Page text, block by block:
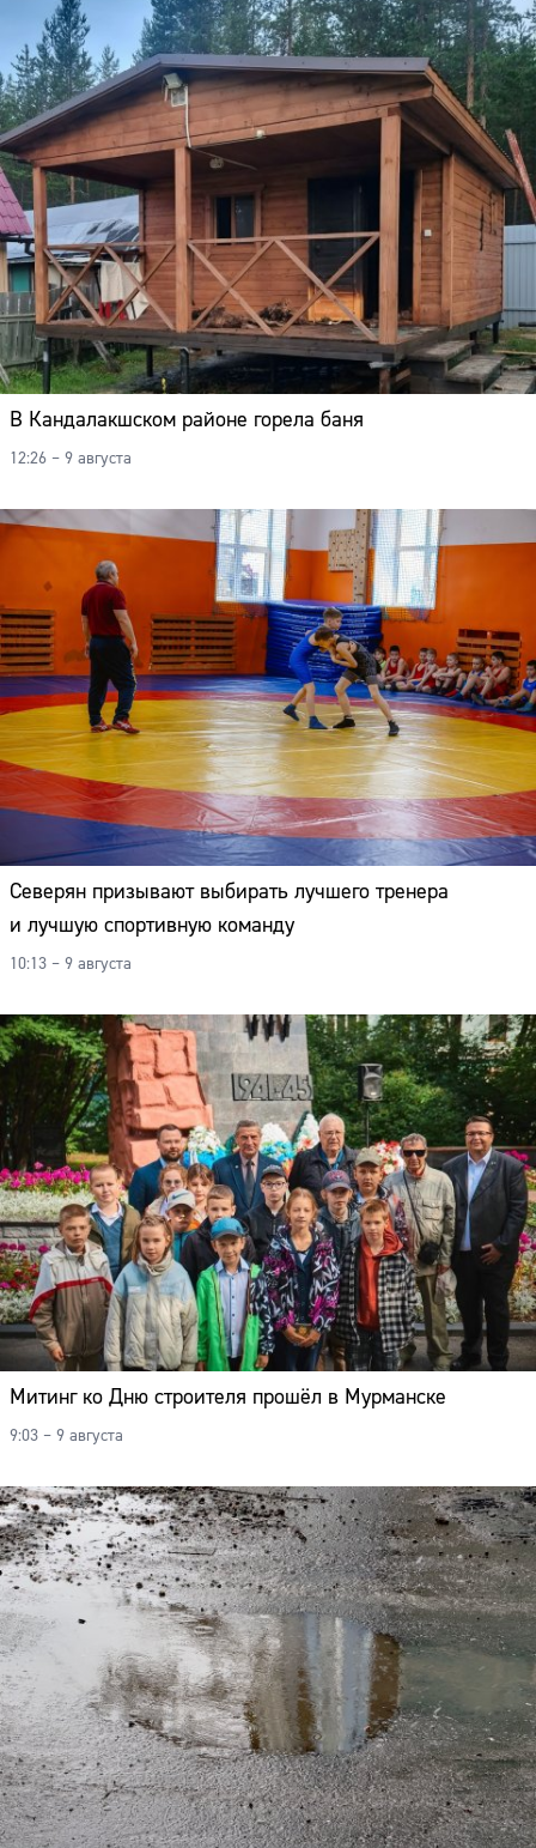
В Кандалакшском районе горела баня
12:26 – 9 августа
Северян призывают выбирать лучшего тренера
и лучшую спортивную команду
10:13 – 9 августа
Митинг ко Дню строителя прошёл в Мурманске
9:03 – 9 августа